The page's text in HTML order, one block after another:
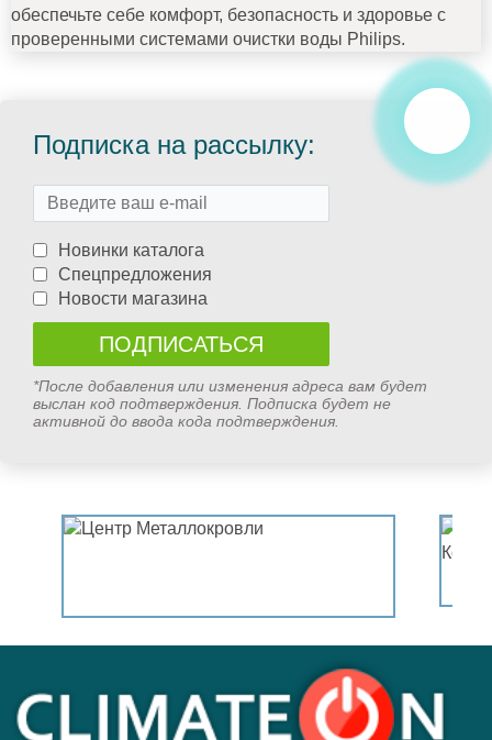
обеспечьте себе комфорт, безопасность и здоровье с
проверенными системами очистки воды Philips.
Подписка на рассылку:
Новинки каталога
Спецпредложения
Новости магазина
*После добавления или изменения адреса вам будет
выслан код подтверждения. Подписка будет не
активной до ввода кода подтверждения.